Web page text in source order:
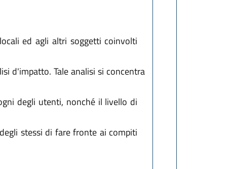
ed agli altri soggetti coinvolti
d'impatto. Tale analisi si concentra
degli utenti, nonché il livello di
stessi di fare fronte ai compiti